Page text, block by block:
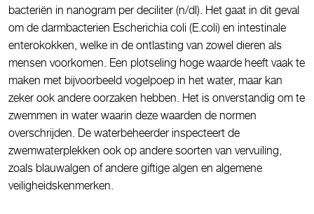
bacteriën in nanogram per deciliter (n/dl). Het gaat in dit geval
om de darmbacterien Escherichia coli (E.coli) en intestinale
enterokokken, welke in de ontlasting van zowel dieren als
mensen voorkomen. Een plotseling hoge waarde heeft vaak te
maken met bijvoorbeeld vogelpoep in het water, maar kan
zeker ook andere oorzaken hebben. Het is onverstandig om te
zwemmen in water waarin deze waarden de normen
overschrijden. De waterbeheerder inspecteert de
zwemwaterplekken ook op andere soorten van vervuiling,
zoals blauwalgen of andere giftige algen en algemene
veiligheidskenmerken.